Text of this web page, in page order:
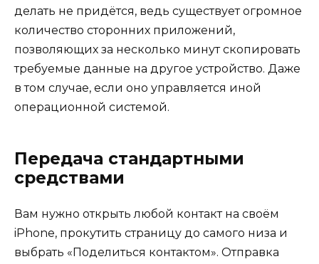
делать не придётся, ведь существует огромное
количество сторонних приложений,
позволяющих за несколько минут скопировать
требуемые данные на другое устройство. Даже
в том случае, если оно управляется иной
операционной системой.
Передача стандартными
средствами
Вам нужно открыть любой контакт на своём
iPhone, прокутить страницу до самого низа и
выбрать «Поделиться контактом». Отправка